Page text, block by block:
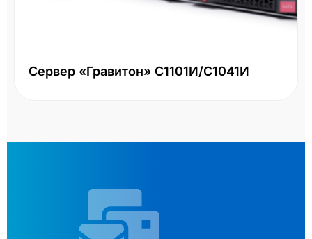
Сервер «Гравитон» С1101И/С1041И